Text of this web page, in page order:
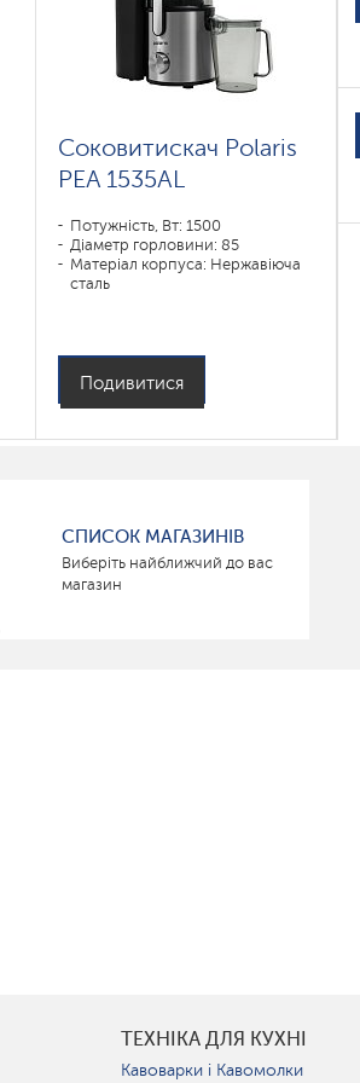
Соковитискач Polaris
PEA 1535АL
Потужність, Вт: 1500
Діаметр горловини: 85
Матеріал корпуса: Нержавіюча
сталь
Подивитися
СПИСОК МАГАЗИНІВ
Виберіть найближчий до вас
магазин
ТЕХНІКА ДЛЯ КУХНІ
Кавоварки і Кавомолки